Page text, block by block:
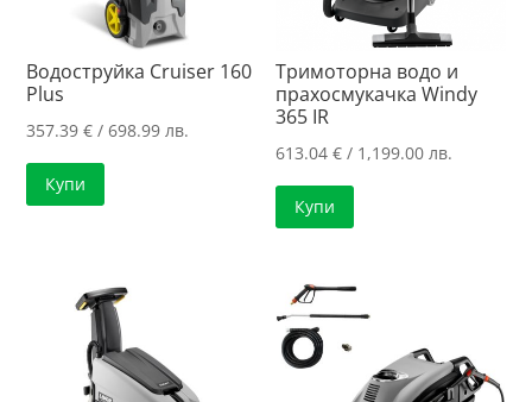
Водоструйка Cruiser 160
Plus
357.39€ / 698.99 лв.
Купи
Тримоторна водо и
прахосмукачка Windy
365 IR
613.04€ / 1,199.00 лв.
Купи